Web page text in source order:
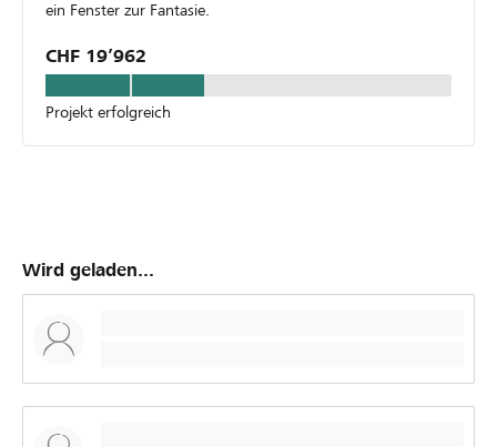
ein Fenster zur Fantasie.
CHF 19’962
Projekt erfolgreich
Wird geladen...